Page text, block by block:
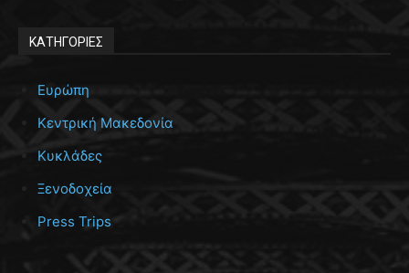
ΚΑΤΗΓΟΡΙΕΣ
Ευρώπη
Κεντρική Μακεδονία
Κυκλάδες
Ξενοδοχεία
Press Trips